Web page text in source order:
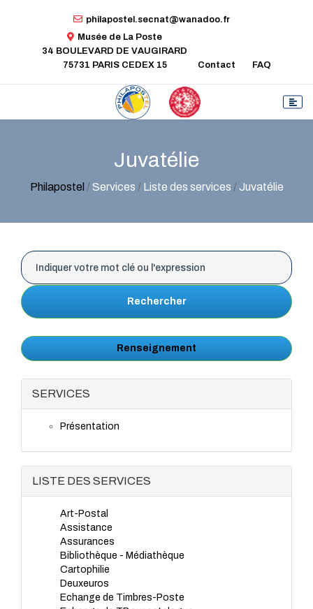
philapostel.secnat@wanadoo.fr
Musée de La Poste
34 BOULEVARD DE VAUGIRARD
75731 PARIS CEDEX 15
Contact FAQ
Juvatélie
Philapostel /Services / Liste des services /Juvatélie
Rechercher
Renseignement
SERVICES
Présentation
LISTE DES SERVICES
Art-Postal
Assistance
Assurances
Bibliothèque - Médiathèque
Cartophilie
Deuxeuros
Echange de Timbres-Poste